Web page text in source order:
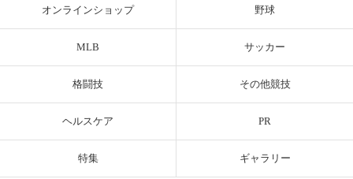
オンラインショップ 野球
MLB サッカー
格闘技 その他競技
ヘルスケア PR
特集 ギャラリー